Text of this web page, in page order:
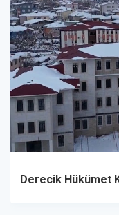
Derecik Hükümet